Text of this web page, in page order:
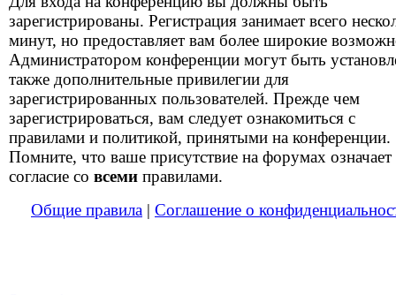
зарегистрированы. Регистрация занимает всего
минут, но предоставляет вам более широкие
Администратором конференции могут быть
также дополнительные привилегии для
зарегистрированных пользователей. Прежде чем
зарегистрироваться, вам следует ознакомиться с
правилами и политикой, принятыми на конференции.
Помните, что ваше присутствие на форумах означает
согласие со всеми правилами.
Общие правила | Соглашение о